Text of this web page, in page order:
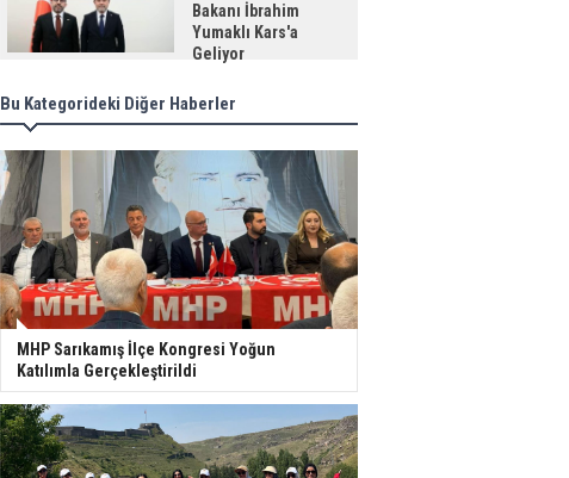
Bakanı İbrahim
Yumaklı Kars'a
Geliyor
Bu Kategorideki Diğer Haberler
MHP Sarıkamış İlçe Kongresi Yoğun
Katılımla Gerçekleştirildi